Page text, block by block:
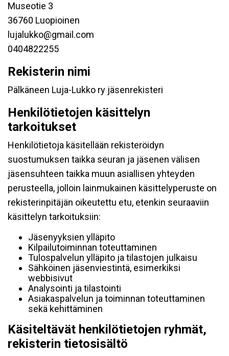
Museotie 3
36760 Luopioinen
lujalukko@gmail.com
0404822255
Rekisterin nimi
Pälkäneen Luja-Lukko ry jäsenrekisteri
Henkilötietojen käsittelyn
tarkoitukset
Henkilötietoja käsitellään rekisteröidyn
suostumuksen taikka seuran ja jäsenen välisen
jäsensuhteen taikka muun asiallisen yhteyden
perusteella, jolloin lainmukainen käsittelyperuste on
rekisterinpitäjän oikeutettu etu, etenkin seuraaviin
käsittelyn tarkoituksiin:
Jäsenyyksien ylläpito
Kilpailutoiminnan toteuttaminen
Tulospalvelun ylläpito ja tilastojen julkaisu
Sähköinen jäsenviestintä, esimerkiksi
webbisivut
Analysointi ja tilastointi
Asiakaspalvelun ja toiminnan toteuttaminen
sekä kehittäminen
Käsiteltävät henkilötietojen ryhmät,
rekisterin tietosisältö